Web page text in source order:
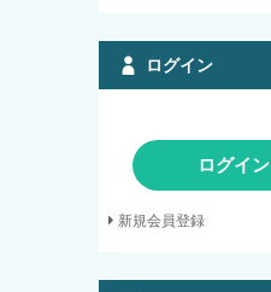
ログイン
ログイン
新規会員登録